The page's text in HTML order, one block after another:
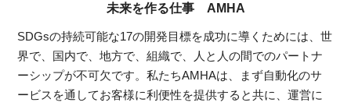
未来を作る仕事 AMHA
SDGsの持続可能な17の開発目標を成功に導くためには、世
界で、国内で、地方で、組織で、人と人の間でのパートナ
ーシップが不可欠です。私たちAMHAは、まず自動化のサ
ービスを通してお客様に利便性を提供すると共に、運営に